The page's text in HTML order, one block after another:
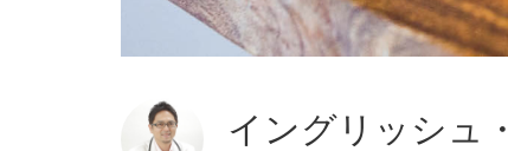
イングリッシュ